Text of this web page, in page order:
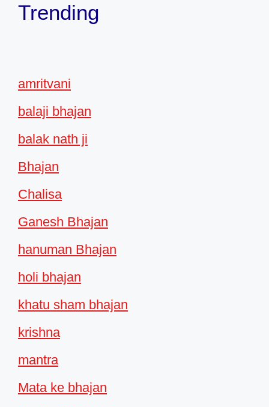
Trending
amritvani
balaji bhajan
balak nath ji
Bhajan
Chalisa
Ganesh Bhajan
hanuman Bhajan
holi bhajan
khatu sham bhajan
krishna
mantra
Mata ke bhajan